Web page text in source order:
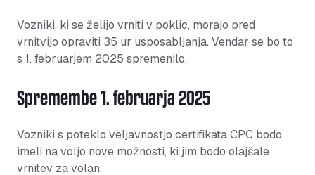
Vozniki, ki se želijo vrniti v poklic, morajo pred
vrnitvijo opraviti 35 ur usposabljanja. Vendar se bo to
s 1. februarjem 2025 spremenilo.
Spremembe 1. februarja 2025
Vozniki s poteklo veljavnostjo certifikata CPC bodo
imeli na voljo nove možnosti, ki jim bodo olajšale
vrnitev za volan.